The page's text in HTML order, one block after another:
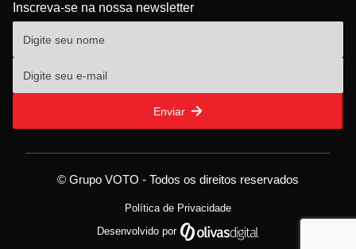
Inscreva-se na nossa newsletter
Enviar
© Grupo VOTO - Todos os direitos reservados
Política de Privacidade
Desenvolvido por